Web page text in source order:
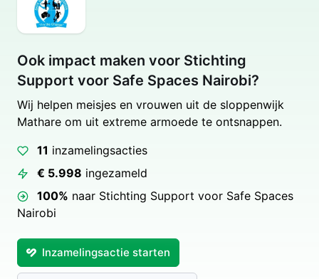
Ook impact maken voor Stichting
Support voor Safe Spaces Nairobi?
Wij helpen meisjes en vrouwen uit de sloppenwijk
Mathare om uit extreme armoede te ontsnappen.
11 inzamelingsacties
€ 5.998 ingezameld
100% naar Stichting Support voor Safe Spaces
Nairobi
Inzamelingsactie starten